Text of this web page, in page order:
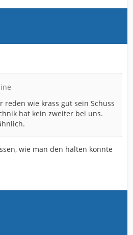
wie krass gut sein Schuss
hat kein zweiter bei uns.
wie man den halten konnte